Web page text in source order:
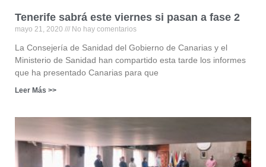
Tenerife sabrá este viernes si pasan a fase 2
mayo 21, 2020 No hay comentarios
La Consejería de Sanidad del Gobierno de Canarias y el
Ministerio de Sanidad han compartido esta tarde los informes
que ha presentado Canarias para que
Leer Más >>